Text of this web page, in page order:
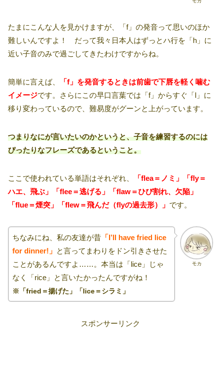
たまにこんな人を見かけますが、「f」の発音って思いのほか
難しいんですよ！ だって我々日本人はずっとハ行を「h」に
近い子音のみで過ごしてきたわけですからね。
簡単に言えば、
「f」を発音するときは前歯で下唇を軽く噛む
イメージです。さらにこの早口言葉では「f」からすぐ「l」に
移り変わっているので、難易度がグーンと上がっています。
つまりなにが言いたいのかというと、子音を練習するのには
ぴったりなフレーズであるということ。
ここで使われている単語はそれぞれ、
「flea＝ノミ」「fly＝
ハエ、飛ぶ」「flee＝逃げる」「flaw＝ひび割れ、欠陥」
「flue＝煙突」「flew＝飛んだ（flyの過去形）」 です。
モカ
ちなみにね、私の友達が昔 「I’ll have fried lice
for dinner!」 と言ってまわりをドン引きさせた
ことがあるんですよ……。本当は「lice」じゃ
なく「rice」と言いたかったんですがね！
※「fried＝揚げた」「lice＝シラミ」
スポンサーリンク